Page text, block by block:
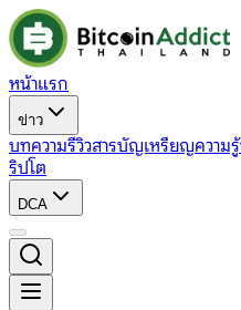
หน้าแรก
ข่าว
บทความรีวิวสารบัญเหรียญความ
ริปโต
DCA